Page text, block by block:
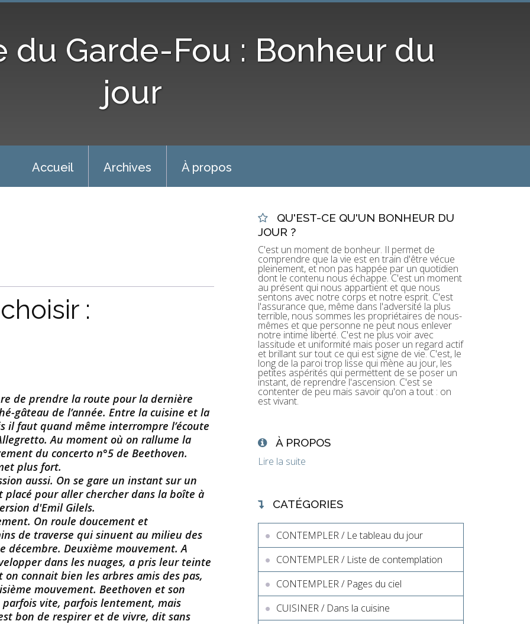
du Garde-Fou : Bonheur du
jour
Accueil Archives À propos
:
de prendre la route pour la dernière
gâteau de l’année. Entre la cuisine et la
il faut quand même interrompre l’écoute
Au moment où on rallume la
du concerto n°5 de Beethoven.
plus fort.
aussi. On se gare un instant sur un
pour aller chercher dans la boîte à
d'Emil Gilels.
On roule doucement et
de traverse qui sinuent au milieu des
décembre. Deuxième mouvement. A
dans les nuages, a pris leur teinte
connait bien les arbres amis des pas,
mouvement. Beethoven et son
parfois vite, parfois lentement, mais
bon de respirer et de vivre, dit sans
QU'EST-CE QU'UN BONHEUR DU
JOUR ?
C'est un moment de bonheur. Il permet de
comprendre que la vie est en train d'être vécue
pleinement, et non pas happée par un quotidien
dont le contenu nous échappe. C'est un moment
au présent qui nous appartient et que nous
sentons avec notre corps et notre esprit. C'est
l'assurance que, même dans l'adversité la plus
terrible, nous sommes les propriétaires de nous-
mêmes et que personne ne peut nous enlever
notre intime liberté. C'est ne plus voir avec
lassitude et uniformité mais poser un regard actif
et brillant sur tout ce qui est signe de vie. C'est, le
long de la paroi trop lisse qui mène au jour, les
petites aspérités qui permettent de se poser un
instant, de reprendre l'ascension. C'est se
contenter de peu mais savoir qu'on a tout : on
est vivant.
À PROPOS
Lire la suite
CATÉGORIES
CONTEMPLER / Le tableau du jour
CONTEMPLER / Liste de contemplation
CONTEMPLER / Pages du ciel
CUISINER / Dans la cuisine